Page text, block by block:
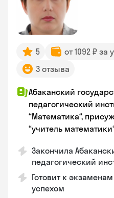
5 от 1092 ₽ за
3 отзыва
Абаканский
педагогический
“Математика“,
“учитель
Закончила
педагогический
Готовит к
успехом